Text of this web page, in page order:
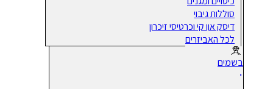
סוללות גיבוי
דיסק און קי וכרטיסי זיכרון
לכל האביזרים
בשמים